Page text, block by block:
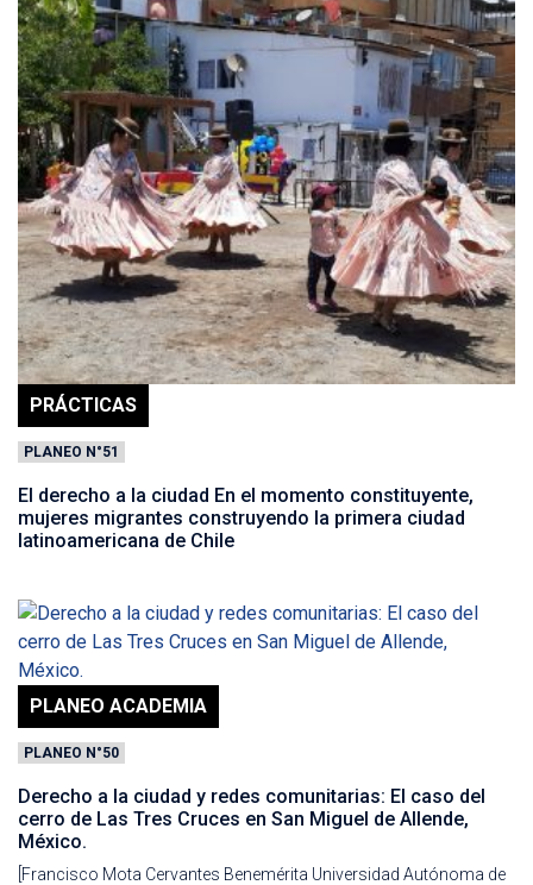
PRÁCTICAS
PLANEO N°51
El derecho a la ciudad En el momento constituyente,
mujeres migrantes construyendo la primera ciudad
latinoamericana de Chile
PLANEO ACADEMIA
PLANEO N°50
Derecho a la ciudad y redes comunitarias: El caso del
cerro de Las Tres Cruces en San Miguel de Allende,
México.
[Francisco Mota Cervantes Benemérita Universidad Autónoma de